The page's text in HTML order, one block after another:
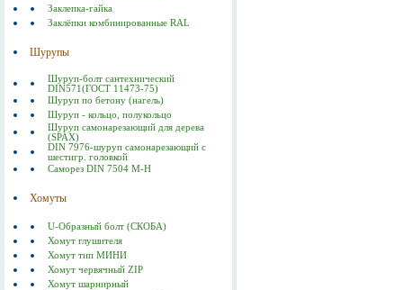
Заклепка-гайка
Заклёпки комбинированные RAL
Шурупы
Шуруп-болт сантехнический
DIN571(ГОСТ 11473-75)
Шуруп по бетону (нагель)
Шуруп - кольцо, полукольцо
Шуруп самонарезающий для дерева
(SPAX)
DIN 7976-шуруп самонарезающий с
шестигр. головкой
Саморез DIN 7504 M-H
Хомуты
U-Образный болт (СКОБА)
Хомут глушителя
Хомут тип МИНИ
Хомут червячный ZIP
Хомут шарнирный